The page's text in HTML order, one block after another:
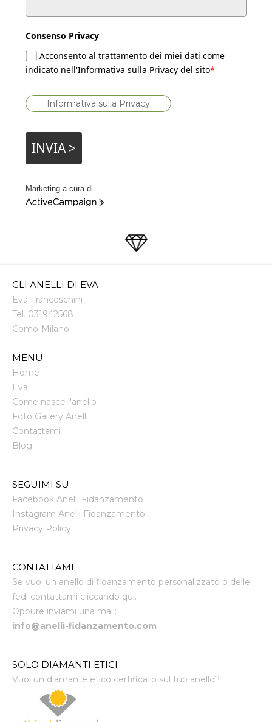
Consenso Privacy
Acconsento al trattamento dei miei dati come
indicato nell'Informativa sulla Privacy del sito*
Informativa sulla Privacy
INVIA >
Marketing a cura di
ActiveCampaign
GLI ANELLI DI EVA
Eva Franceschini
Tel. 031942568
Como-Milano
MENU
Home
Eva
Come nasce l'anello
Foto Gallery Anelli
Contattami
Blog
SEGUIMI SU
Facebook Anelli Fidanzamento
Instagram Anelli Fidanzamento
Privacy Policy
CONTATTAMI
Se vuoi un anello di fidanzamento personalizzato o delle
fedi contattami cliccando qui.
Oppure inviami una mail:
info@anelli-fidanzamento.com
SOLO DIAMANTI ETICI
Vuoi un diamante etico certificato sul tuo anello?